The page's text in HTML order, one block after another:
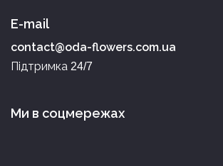
E-mail
contact@oda-flowers.com.ua
Підтримка 24/7
Ми в соцмережах